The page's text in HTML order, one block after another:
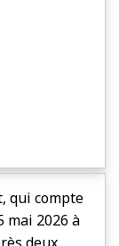
qui compte
mai 2026 à